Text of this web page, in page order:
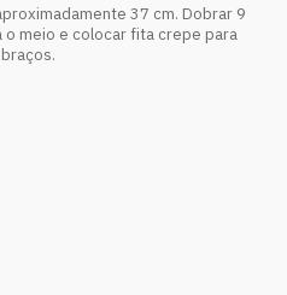
37 cm. Dobrar 9
o meio e colocar fita crepe para